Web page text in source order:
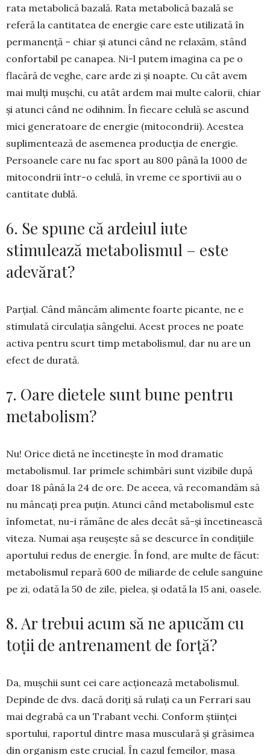
rata metabolică bazală. Rata metabo­lică bazală se
referă la cantitatea de energie care este utilizată în
permanență – chiar și atunci când ne relaxăm, stând
confortabil pe canapea. Ni-l pu­tem imagina ca pe o
flacără de veghe, care arde zi și noapte. Cu cât avem
mai mulți mușchi, cu atât ar­dem mai multe calorii, chiar
și atunci când ne odih­­nim. În fiecare celulă se ascund
mici gene­ra­toare de energie (mitocondrii). Acestea
supli­men­tează de asemenea producția de energie.
Persoa­nele care nu fac sport au 800 până la 1000 de
mito­condrii într-o celulă, în vreme ce sportivii au o
cantitate dublă.
6. Se spune că ardeiul iute
stimulează metabolismul – este
adevărat?
Parţial. Când mâncăm alimente foarte pi­can­te, ne e
stimulată circulația sângelui. Acest pro­ces ne poate
activa pentru scurt timp metabo­lismul, dar nu are un
efect de durată.
7. Oare dietele sunt bune pentru
metabolism?
Nu! Orice dietă ne încetinește în mod dramatic
metabolismul. Iar primele schimbări sunt vizibile după
doar 18 până la 24 de ore. De aceea, vă re­comandăm să
nu mâncați prea puțin. Atunci când metabolismul este
înfometat, nu-i rămâne de ales decât să-și încetinească
viteza. Numai așa reușește să se descurce în condițiile
aportului redus de ener­gie. În fond, are multe de făcut:
metabolismul repară 600 de miliarde de celule sanguine
pe zi, odată la 50 de zile, pielea, și odată la 15 ani, oasele.
8. Ar trebui acum să ne apucăm cu
toții de antrenament de forță?
Da, mușchii sunt cei care acționează me­tabolismul.
Depinde de dvs. dacă doriți să rulați ca un Ferrari sau
mai degrabă ca un Tra­bant vechi. Conform științei
sportului, raportul dintre masa musculară și gră­simea
din organism este crucial. În cazul femeilor, masa